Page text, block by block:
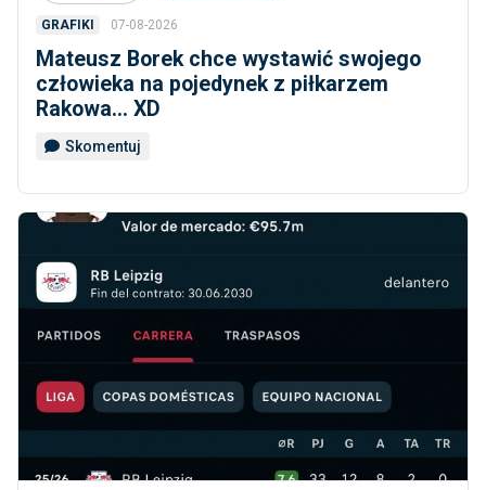
GRAFIKI 07-08-2026
Mateusz Borek chce wystawić swojego
człowieka na pojedynek z piłkarzem
Rakowa... XD
Skomentuj